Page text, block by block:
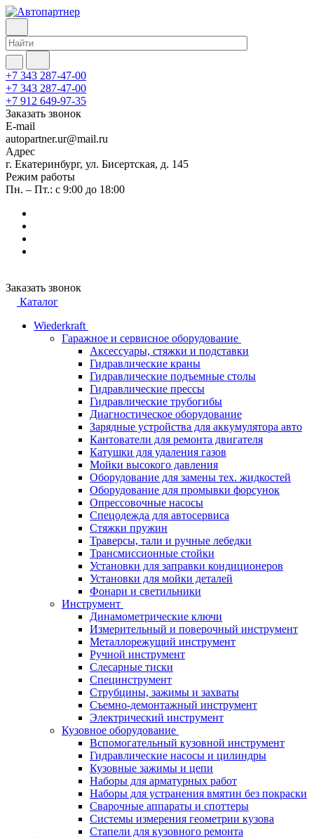
+7 343 287-47-00
+7 343 287-47-00
+7 912 649-97-35
Заказать звонок
E-mail
autopartner.ur@mail.ru
Адрес
г. Екатеринбург, ул. Бисертская, д. 145
Режим работы
Пн. – Пт.: с 9:00 до 18:00
Заказать звонок
Каталог
Wiederkraft
Гаражное и сервисное оборудование
Аксессуары, стяжки и подставки
Гидравлические краны
Гидравлические подъемные столы
Гидравлические прессы
Гидравлические трубогибы
Диагностическое оборудование
Зарядные устройства для аккумулятора авто
Кантователи для ремонта двигателя
Катушки для удаления газов
Мойки высокого давления
Оборудование для замены тех. жидкостей
Оборудование для промывки форсунок
Опрессовочные насосы
Спецодежда для автосервиса
Стяжки пружин
Траверсы, тали и ручные лебедки
Трансмиссионные стойки
Установки для заправки кондиционеров
Установки для мойки деталей
Фонари и светильники
Инструмент
Динамометрические ключи
Измерительный и поверочный инструмент
Металлорежущий инструмент
Ручной инструмент
Слесарные тиски
Специнструмент
Струбцины, зажимы и захваты
Съемно-демонтажный инструмент
Электрический инструмент
Кузовное оборудование
Вспомогательный кузовной инструмент
Гидравлические насосы и цилиндры
Кузовные зажимы и цепи
Наборы для арматурных работ
Наборы для устранения вмятин без покраски
Сварочные аппараты и споттеры
Системы измерения геометрии кузова
Стапели для кузовного ремонта